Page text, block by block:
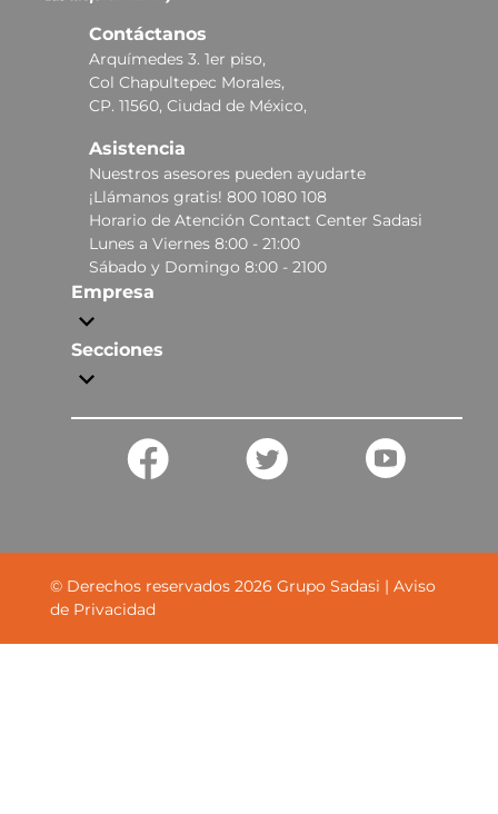
Contáctanos
Arquímedes 3. 1er piso,
Col Chapultepec Morales,
CP. 11560, Ciudad de México,
Asistencia
Nuestros asesores pueden ayudarte
¡Llámanos gratis! 800 1080 108
Horario de Atención Contact Center Sadasi
Lunes a Viernes 8:00 - 21:00
Sábado y Domingo 8:00 - 2100
Empresa
Secciones
© Derechos reservados 2026 Grupo Sadasi | Aviso
de Privacidad